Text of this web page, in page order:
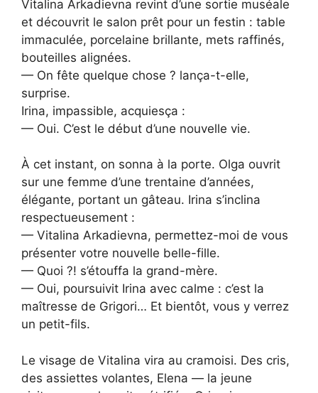
Vitalina Arkadievna revint d’une sortie muséale
et découvrit le salon prêt pour un festin : table
immaculée, porcelaine brillante, mets raffinés,
bouteilles alignées.
— On fête quelque chose ? lança-t-elle,
surprise.
Irina, impassible, acquiesça :
— Oui. C’est le début d’une nouvelle vie.
À cet instant, on sonna à la porte. Olga ouvrit
sur une femme d’une trentaine d’années,
élégante, portant un gâteau. Irina s’inclina
respectueusement :
— Vitalina Arkadievna, permettez-moi de vous
présenter votre nouvelle belle-fille.
— Quoi ?! s’étouffa la grand-mère.
— Oui, poursuivit Irina avec calme : c’est la
maîtresse de Grigori… Et bientôt, vous y verrez
un petit-fils.
Le visage de Vitalina vira au cramoisi. Des cris,
des assiettes volantes, Elena — la jeune